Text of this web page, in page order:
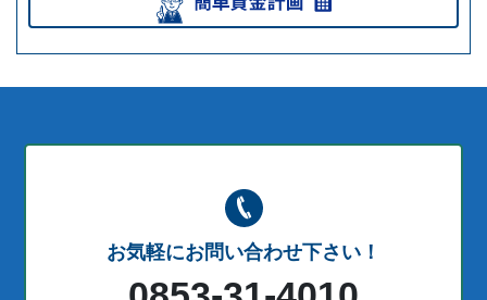
お気軽にお問い合わせ下さい！